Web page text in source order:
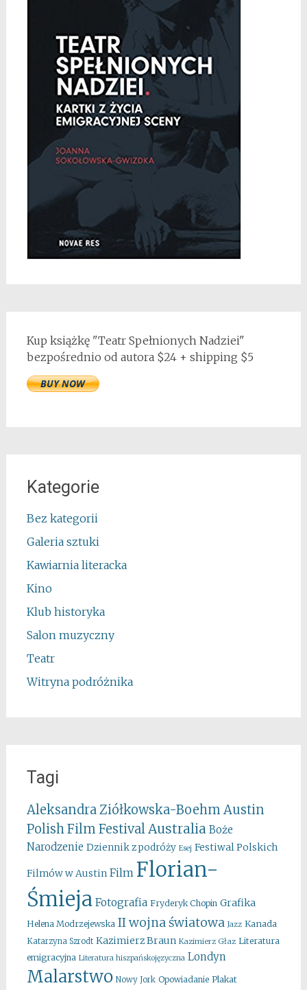
Kup książkę "Teatr Spełnionych Nadziei"
bezpośrednio od autora $24 + shipping $5
Kategorie
Bez kategorii
Galeria sztuki
Kawiarnia literacka
Kino
Klub historyka
Salon muzyczny
Teatr
Witryna podróżnika
Tagi
Aleksandra Ziółkowska-Boehm Austin
Polish Film FestivalAustralia Boże
Narodzenie Dziennik z podróży Esej Festiwal Polskich
Filmów w Austin Film Florian-
Śmieja Fotografia Fryderyk Chopin Grafika
Helena Modrzejewska II wojna światowa Jazz Kanada
Katarzyna Szrodt Kazimierz Braun Kazimierz Głaz Literatura
emigracyjna Literatura hiszpańskojęzyczna Londyn
Malarstwo Nowy Jork Opowiadanie Plakat